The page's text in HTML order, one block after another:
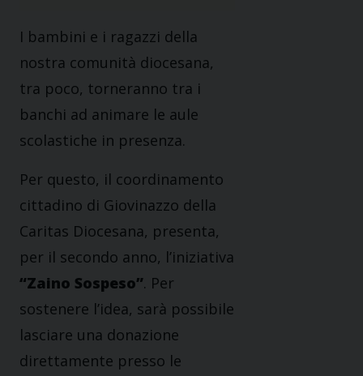
I bambini e i ragazzi della
nostra comunità diocesana,
tra poco, torneranno tra i
banchi ad animare le aule
scolastiche in presenza.
Per questo, il coordinamento
cittadino di Giovinazzo della
Caritas Diocesana, presenta,
per il secondo anno, l’iniziativa
“Zaino Sospeso”. Per
sostenere l’idea, sarà possibile
lasciare una donazione
direttamente presso le